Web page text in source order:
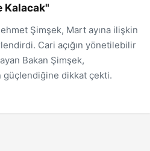
Kalacak"
Şimşek, Mart ayına ilişkin
Cari açığın yönetilebilir
Bakan Şimşek,
dikkat çekti.